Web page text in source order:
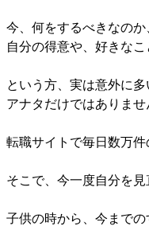
今、何をするべきなのか
自分の得意や、好きなこ
という方、実は意外に多
アナタだけではありませ
転職サイトで毎日数万
そこで、今一度自分を
子供の時から、今までの